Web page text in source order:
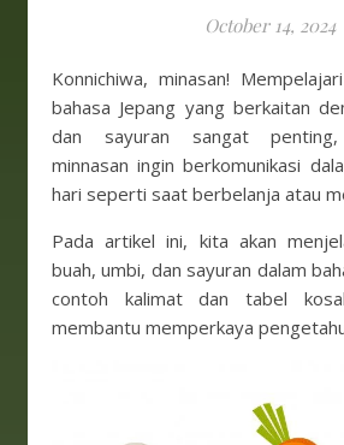
October 14, 2024
Konnichiwa, minasan! Mempelajari kosakata dalam
bahasa Jepang yang berkaitan
dan sayuran sangat
minnasan ingin berkomunikasi
hari seperti saat berbelanja atau
Pada artikel ini, kita akan
buah, umbi, dan sayuran dalam
contoh kalimat dan tabel
membantu memperkaya